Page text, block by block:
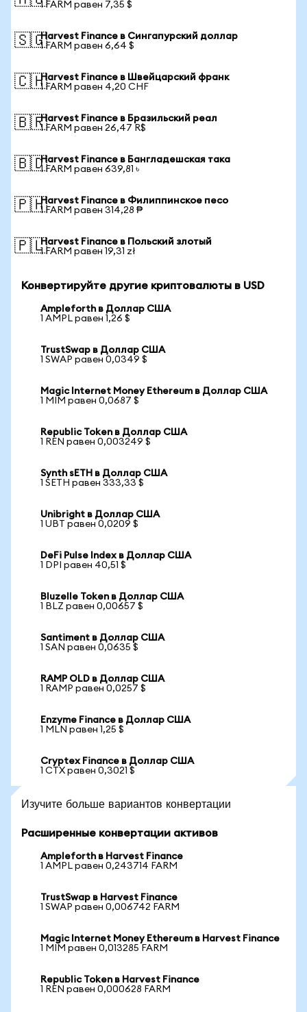
1 FARM равен 7,35 $
🇸🇬Harvest Finance в Сингапурский доллар
1 FARM равен 6,64 $
🇨🇭Harvest Finance в Швейцарский франк
1 FARM равен 4,20 CHF
🇧🇷Harvest Finance в Бразильский реал
1 FARM равен 26,47 R$
🇧🇩Harvest Finance в Бангладешская така
1 FARM равен 639,81 ৳
🇵🇭Harvest Finance в Филиппинское песо
1 FARM равен 314,28 ₱
🇵🇱Harvest Finance в Польский злотый
1 FARM равен 19,31 zł
Конвертируйте другие криптовалюты в USD
Ampleforth в Доллар США
1 AMPL равен 1,26 $
TrustSwap в Доллар США
1 SWAP равен 0,0349 $
Magic Internet Money Ethereum в Доллар США
1 MIM равен 0,0687 $
Republic Token в Доллар США
1 REN равен 0,003249 $
Synth sETH в Доллар США
1 SETH равен 333,33 $
Unibright в Доллар США
1 UBT равен 0,0209 $
DeFi Pulse Index в Доллар США
1 DPI равен 40,51 $
Bluzelle Token в Доллар США
1 BLZ равен 0,00657 $
Santiment в Доллар США
1 SAN равен 0,0635 $
RAMP OLD в Доллар США
1 RAMP равен 0,0257 $
Enzyme Finance в Доллар США
1 MLN равен 1,25 $
Cryptex Finance в Доллар США
1 CTX равен 0,3021 $
Изучите больше вариантов конвертации
Расширенные конвертации активов
Ampleforth в Harvest Finance
1 AMPL равен 0,243714 FARM
TrustSwap в Harvest Finance
1 SWAP равен 0,006742 FARM
Magic Internet Money Ethereum в Harvest Finance
1 MIM равен 0,013285 FARM
Republic Token в Harvest Finance
1 REN равен 0,000628 FARM